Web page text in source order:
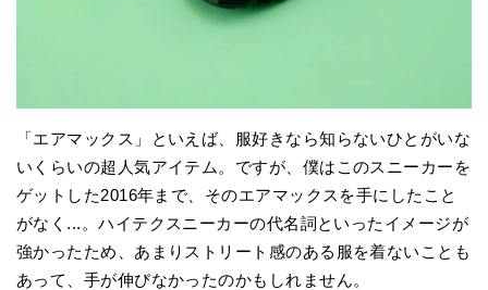
「エアマックス」といえば、服好きなら知らないひとがいな
いくらいの超人気アイテム。ですが、僕はこのスニーカーを
ゲットした2016年まで、そのエアマックスを手にしたこと
がなく...。ハイテクスニーカーの代名詞といったイメージが
強かったため、あまりストリート感のある服を着ないことも
あって、手が伸びなかったのかもしれません。